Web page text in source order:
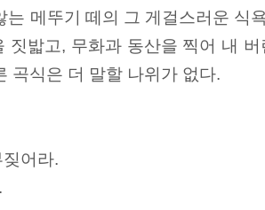
메뚜기 떼의 그 게걸스러운
짓밟고, 무화과 동산을 찍어 내
곡식은 더 말할 나위가 없다.
어라.